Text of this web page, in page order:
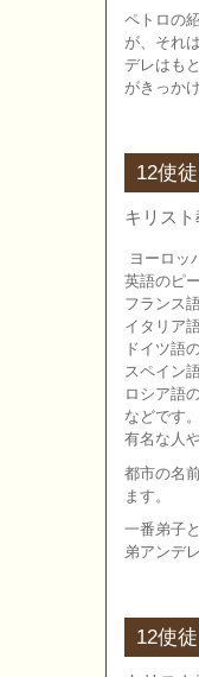
ペトロの
が、それ
デレはも
がきっか
12使
キリス
ヨーロッ
英語のピ
フランス
イタリア
ドイツ語
スペイン
ロシア語
などです。
有名な人
都市の名
ます。
一番弟子
弟アンデ
12使